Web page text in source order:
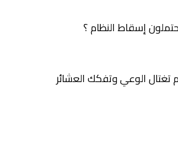
إسقاط النظام ؟
الوعي وتفكك العشائر